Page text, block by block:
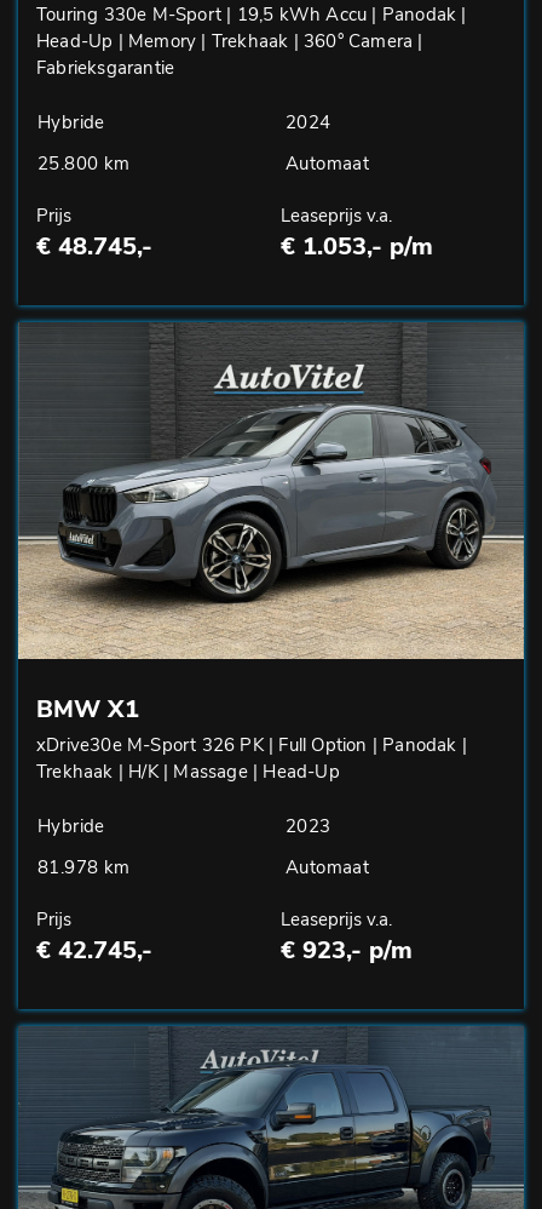
Touring 330e M-Sport | 19,5 kWh Accu | Panodak |
Head-Up | Memory | Trekhaak | 360° Camera |
Fabrieksgarantie
Hybride
2024
25.800 km
Automaat
Prijs
€ 48.745,-
Leaseprijs v.a.
€ 1.053,- p/m
BMW X1
xDrive30e M-Sport 326 PK | Full Option | Panodak |
Trekhaak | H/K | Massage | Head-Up
Hybride
2023
81.978 km
Automaat
Prijs
€ 42.745,-
Leaseprijs v.a.
€ 923,- p/m